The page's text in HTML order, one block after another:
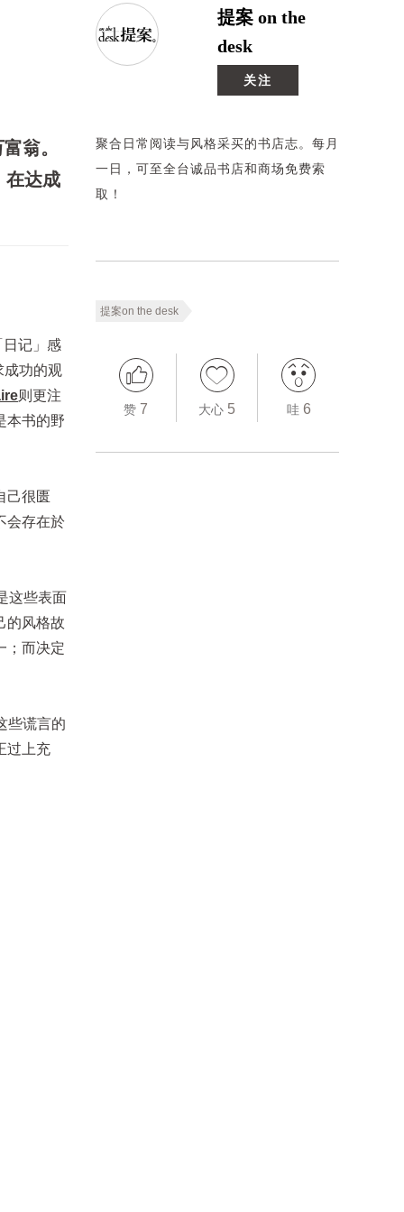
翁。
在达成
日记」感
成功的观
则更注
本书的野
己很匮
会存在於
这些表面
的风格故
；而决定
些谎言的
过上充
提案 on the
desk
关注
聚合日常阅读与风格采买的书店志。每月
一日，可至全台诚品书店和商场免费索
取！
提案on the desk
赞 7 大心 5 哇 6